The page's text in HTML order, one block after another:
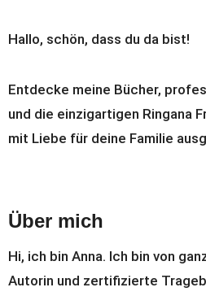
Hallo, schön, dass du da bist!
Entdecke meine Bücher,
und die einzigartigen Ringana
mit Liebe für deine Familie
Über mich
Hi, ich bin Anna. Ich bin von
Autorin und zertifizierte